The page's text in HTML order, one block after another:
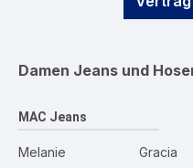
Damen Jeans und
MAC Jeans
Melanie
Gracia